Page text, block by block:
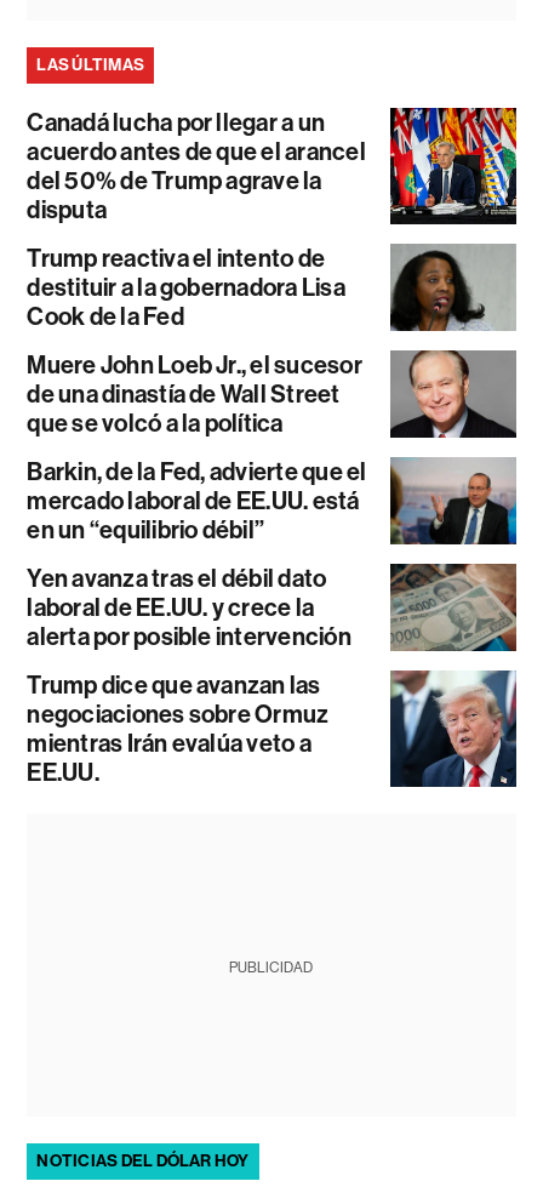
LAS ÚLTIMAS
Canadá lucha por llegar a un
acuerdo antes de que el arancel
del 50% de Trump agrave la
disputa
Trump reactiva el intento de
destituir a la gobernadora Lisa
Cook de la Fed
Muere John Loeb Jr., el sucesor
de una dinastía de Wall Street
que se volcó a la política
Barkin, de la Fed, advierte que el
mercado laboral de EE.UU. está
en un “equilibrio débil”
Yen avanza tras el débil dato
laboral de EE.UU. y crece la
alerta por posible intervención
Trump dice que avanzan las
negociaciones sobre Ormuz
mientras Irán evalúa veto a
EE.UU.
PUBLICIDAD
NOTICIAS DEL DÓLAR HOY